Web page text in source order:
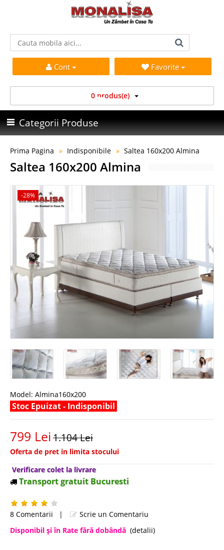
Cont Favorite
0 produs(e)
Categorii Produse
Prima Pagina Indisponibile Saltea 160x200 Almina
Saltea 160x200 Almina
-28%
Model: Almina160x200
Stoc Epuizat - Indisponibil
799 Lei1.104 Lei
Oferta de pret in limita stocului
Verificare colet la livrare
Transport gratuit Bucuresti
8 Comentarii |
Scrie un Comentariu
Disponibil şi în Rate fără dobândă (detalii)